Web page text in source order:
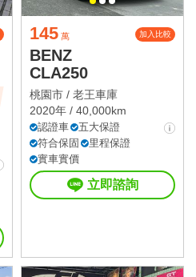
145 萬 加入比較
BENZ
CLA250
桃園市 / 老王車庫
2020年 / 40,000km
認證車
五大保證
符合保固
里程保證
實車實價
立即諮詢